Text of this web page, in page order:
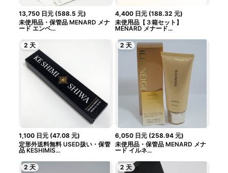
13,750 日元(588.5 元)
未使用品・保管品 MENARD メナ
ード エンベ...
4,400 日元 (188.32 元)
未使用品【３箱セット】
MENARD メナード...
2 天
1,100 日元(47.08 元)
定形外送料無料 USED扱い・保管
品 KESHIMIS...
2 天
6,050 日元 (258.94 元)
未使用品・保管品 MENARD メナ
ード イルネ...
2 天 2 天